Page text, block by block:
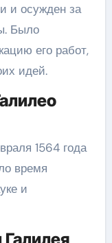
и осужден за
Было
его работ,
идей.
1564 года
время
и